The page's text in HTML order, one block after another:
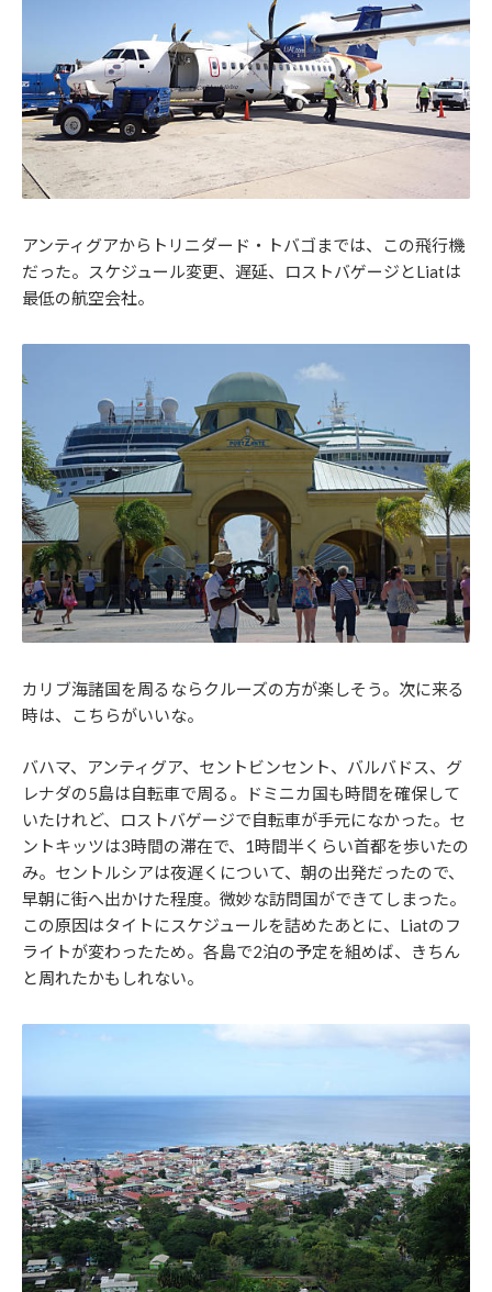
アンティグアからトリニダード・トバゴまでは、この飛行機
だった。スケジュール変更、遅延、ロストバゲージとLiatは
最低の航空会社。
カリブ海諸国を周るならクルーズの方が楽しそう。次に来る
時は、こちらがいいな。
バハマ、アンティグア、セントビンセント、バルバドス、グ
レナダの5島は自転車で周る。ドミニカ国も時間を確保して
いたけれど、ロストバゲージで自転車が手元になかった。セ
ントキッツは3時間の滞在で、1時間半くらい首都を歩いたの
み。セントルシアは夜遅くについて、朝の出発だったので、
早朝に街へ出かけた程度。微妙な訪問国ができてしまった。
この原因はタイトにスケジュールを詰めたあとに、Liatのフ
ライトが変わったため。各島で2泊の予定を組めば、きちん
と周れたかもしれない。